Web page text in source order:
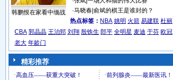
韩鹏恨在家看中缅战
·马晓春| 俞斌的棋王是谁封的？
热点标签： NBA 姚明 火箭 易建联 杜丽
CBA 郭晶晶 王治郅 刘翔 殷铁生 郎平 全明星 麦迪 于芬 欧冠
老大 年龄门
精彩推荐